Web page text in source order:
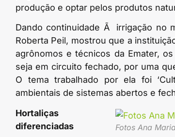
produção e optar pelos produtos
Dando continuidade Ã irrigação no
Roberta Peil, mostrou que a
agrônomos e técnicos da Emater,
seja em circuito fechado, por uma
O tema trabalhado por ela foi
ambientais de sistemas abertos e
Fotos Ana
Hortaliças
diferenciadas